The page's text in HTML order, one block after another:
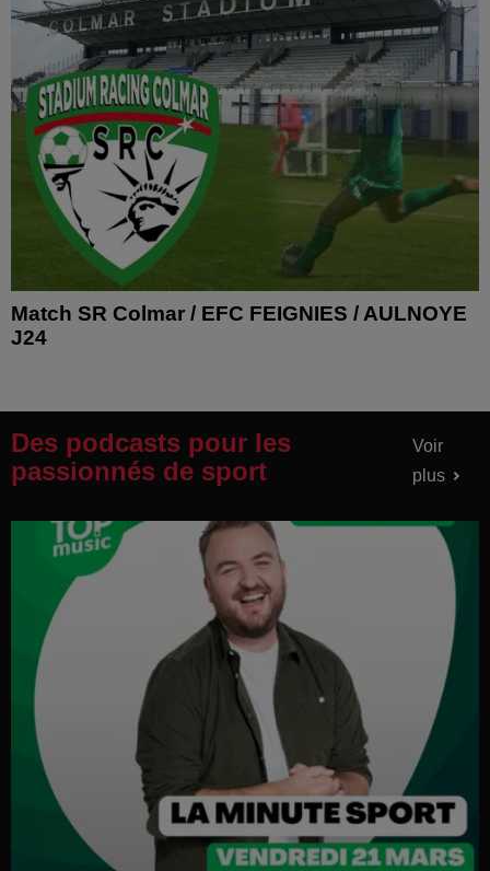
Match SR Colmar / EFC FEIGNIES / AULNOYE
J24
Des podcasts pour les
passionnés de sport
Voir
plus